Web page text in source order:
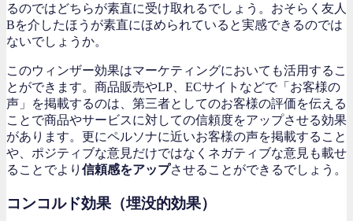
るのではどちらが素直に受け取れるでしょう。おそらく友人
Bを介したほうが素直にほめられていると実感できるのでは
ないでしょうか。
このウィンザー効果はマーケティングにおいても活用するこ
とができます。商品販売やLP、ECサイトなどで「お客様の
声」を掲載するのは、第三者としてのお客様の評価を伝える
ことで商品やサービスに対しての信頼度をアップさせる効果
があります。更にペルソナに近いお客様の声を掲載すること
や、ポジティブな意見だけではなくネガティブな意見も載せ
ることでより 信頼感をアップさせることができるでしょう。
コンコルド効果（埋没的効果）